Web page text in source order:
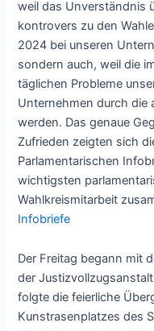
weil das Unverständnis
kontrovers zu den
2024 bei unseren
sondern auch, weil die
täglichen Probleme
Unternehmen durch die
werden. Das genaue
Zufrieden zeigten sich
Parlamentarischen
wichtigsten
Wahlkreismitarbeit
Infobriefe
Der Freitag begann mit
der
folgte die feierliche
Kunstrasenplatzes des